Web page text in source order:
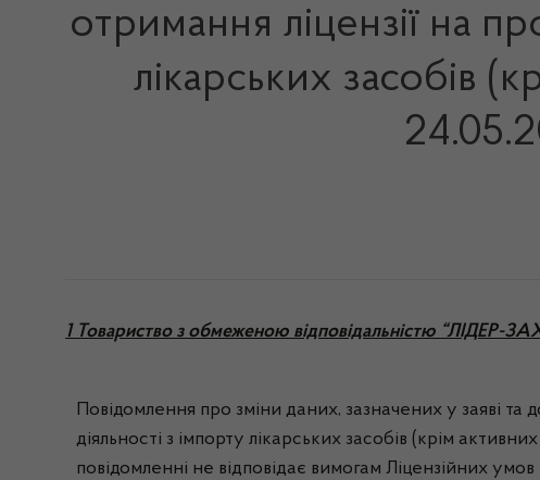
отримання ліцензії на
лікарських засобів
1 Товариство з обмеженою відповідальністю “ЛІДЕР-
Повідомлення про зміни даних, зазначених у заяві
діяльності з імпорту лікарських засобів (крім
повідомленні не відповідає вимогам Ліцензійних